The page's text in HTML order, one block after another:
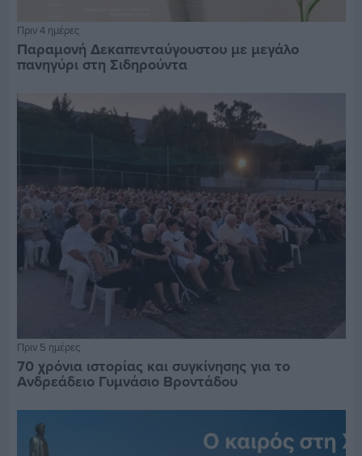
Πριν 4 ημέρες
Παραμονή Δεκαπενταύγουστου με μεγάλο
πανηγύρι στη Σιδηρούντα
Πριν 5 ημέρες
70 χρόνια ιστορίας και συγκίνησης για το
Ανδρεάδειο Γυμνάσιο Βροντάδου